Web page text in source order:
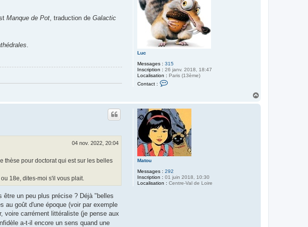
Luc
Messages : 315
Inscription : 26 janv. 2018, 18:47
Localisation : Paris (13ème)
Contact :
a
c
t
e
r
L
u
c
Manque de Pot, traduction de Galactic
.
Matou
Messages : 292
Inscription : 01 juin 2018, 10:30
Localisation : Centre-Val de Loire
04 nov. 2022, 20:04
thèse pour doctorat qui est sur les belles
18e, dites-moi s'il vous plait.
un peu plus précise ? Déjà "belles
au goût d'une époque (voir par exemple
voire carrément littéraliste (je pense aux
a-t-il encore un sens quand une